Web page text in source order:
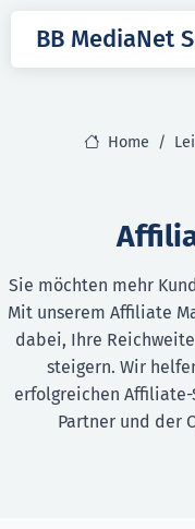
BB MediaNet
Home
Sie möchten mehr
Mit unserem Affiliate
dabei, Ihre
steigern. Wir
erfolgreichen
Partner und der